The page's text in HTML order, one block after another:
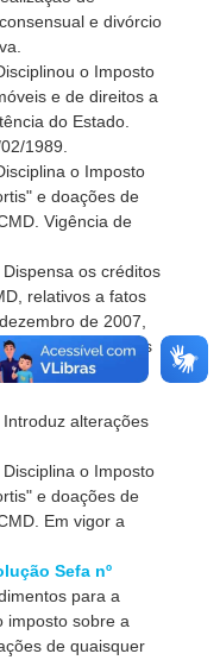
e divórcio
o Imposto
e de direitos a
do Estado.
1989.
o Imposto
e doações de
Vigência de
Dispensa os créditos
relativos a fatos
de 2007,
iguais ou inferiores
reais), na data da
Introduz alterações
Disciplina o Imposto
e doações de
Em vigor a
Sefa nº
para a
imposto sobre a
de quaisquer